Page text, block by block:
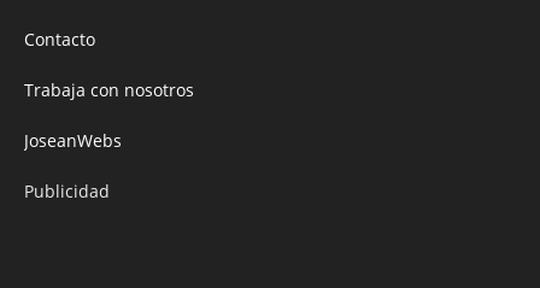
Contacto
Trabaja con nosotros
JoseanWebs
Publicidad